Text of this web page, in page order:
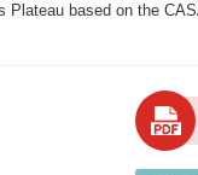
Plateau based on the